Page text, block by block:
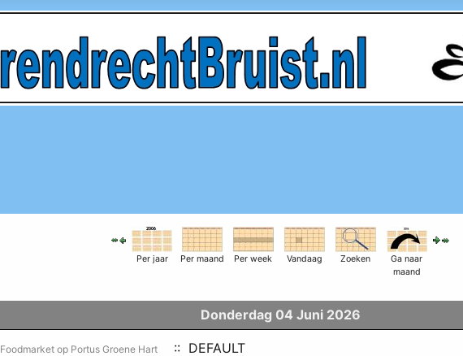
Per jaar Per maand Per week Vandaag Zoeken
Ga naar
maand
Donderdag 04 Juni 2026
Foodmarket op Portus Groene Hart :: DEFAULT